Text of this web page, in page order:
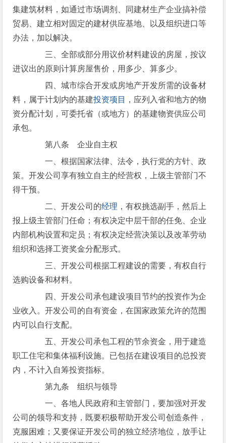
集建筑材料，如通过市场调剂、同建材生产企业搞补偿
贸易、建立相对固定的建材供应基地、以及组织进口等
办法，加以解决。
三、全部或部分用议价材料建设的房屋，按议
进议出的原则计算房屋售价，用多少、算多少。
四、城市综合开发或房地产开发所需的设备材
料，属于计划内的基建投资项目
，应列入省和地方的物
资分配计划，可委托省（或地方）的基建物资供应公司
承包。
第八条 企业自主权
一、根据国家法律、法令，执行党的方针、政
策。开发公司享有独立自主的经营权，上级主管部门不
得干预。
二、开发公司的经理 ，有权挑选副手，然后上
报上级主管部门任命；有权决定中层干部的任免、企业
内部机构设置和定员；有权决定经营决策以及改革劳动
组织和选择工资奖金分配形式。
三、开发公司根据工程建设的需要，有权自行
选购设备和材料。
四、开发公司承包建设项目节约的投资作为企
业收入。开发公司的自有资金，在国家政策允许的范围
内可以自行支配。
五、开发公司承包工程的节余资金，用于建造
职工住宅和集体福利设施。已包括在建设项目的总投资
内，不计入自筹投资指标。
第九条 组织与领导
一、各地人民政府和主管部门，要加强对开发
公司的领导和支持，既要积极帮助开发公司创造条件，
克服困难；又要保证开发公司的独立经济地位，放手让